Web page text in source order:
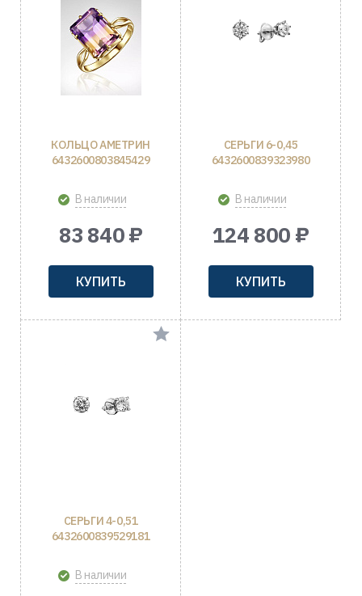
КОЛЬЦО АМЕТРИН
6432600803845429
В наличии
83 840 ₽
КУПИТЬ
СЕРЬГИ 6-0,45
6432600839323980
В наличии
124 800 ₽
КУПИТЬ
СЕРЬГИ 4-0,51
6432600839529181
В наличии